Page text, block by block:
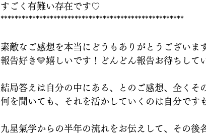
すごく有難い存在です♡
****************************************************
素敵なご感想を本当にどうもありがとうございま
報告好き💛嬉しいです！どんどん報告お待ちして
結局答えは自分の中にある、とのご感想、全くそ
何を聞いても、それを活かしていくのは自分です
九星氣学からの半年の流れをお伝えして、その後